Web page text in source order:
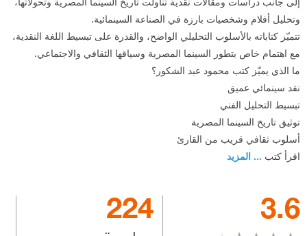
وتحليل أفلام وشخصيات بارزة في الصناعة السينمائية.
تتميّز كتاباته بالأسلوب التحليلي الواضح، والقدرة على تبسيط اللغة النقدية،
مع اهتمام خاص بتطور السينما المصرية وسياقها الثقافي والاجتماعي.
ما الذي يميّز كتب محمود عبد الشكور؟
نقد سينمائي عميق
تبسيط التحليل الفني
توثيق تاريخ السينما المصرية
أسلوب ثقافي قريب من القارئ
اقرأ كتب ... المزيد
3.6
224